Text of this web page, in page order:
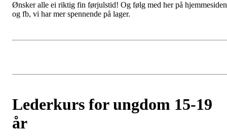
Ønsker alle ei riktig fin førjulstid! Og følg med her på hjemmesiden
og fb, vi har mer spennende på lager.
Lederkurs for ungdom 15-19
år